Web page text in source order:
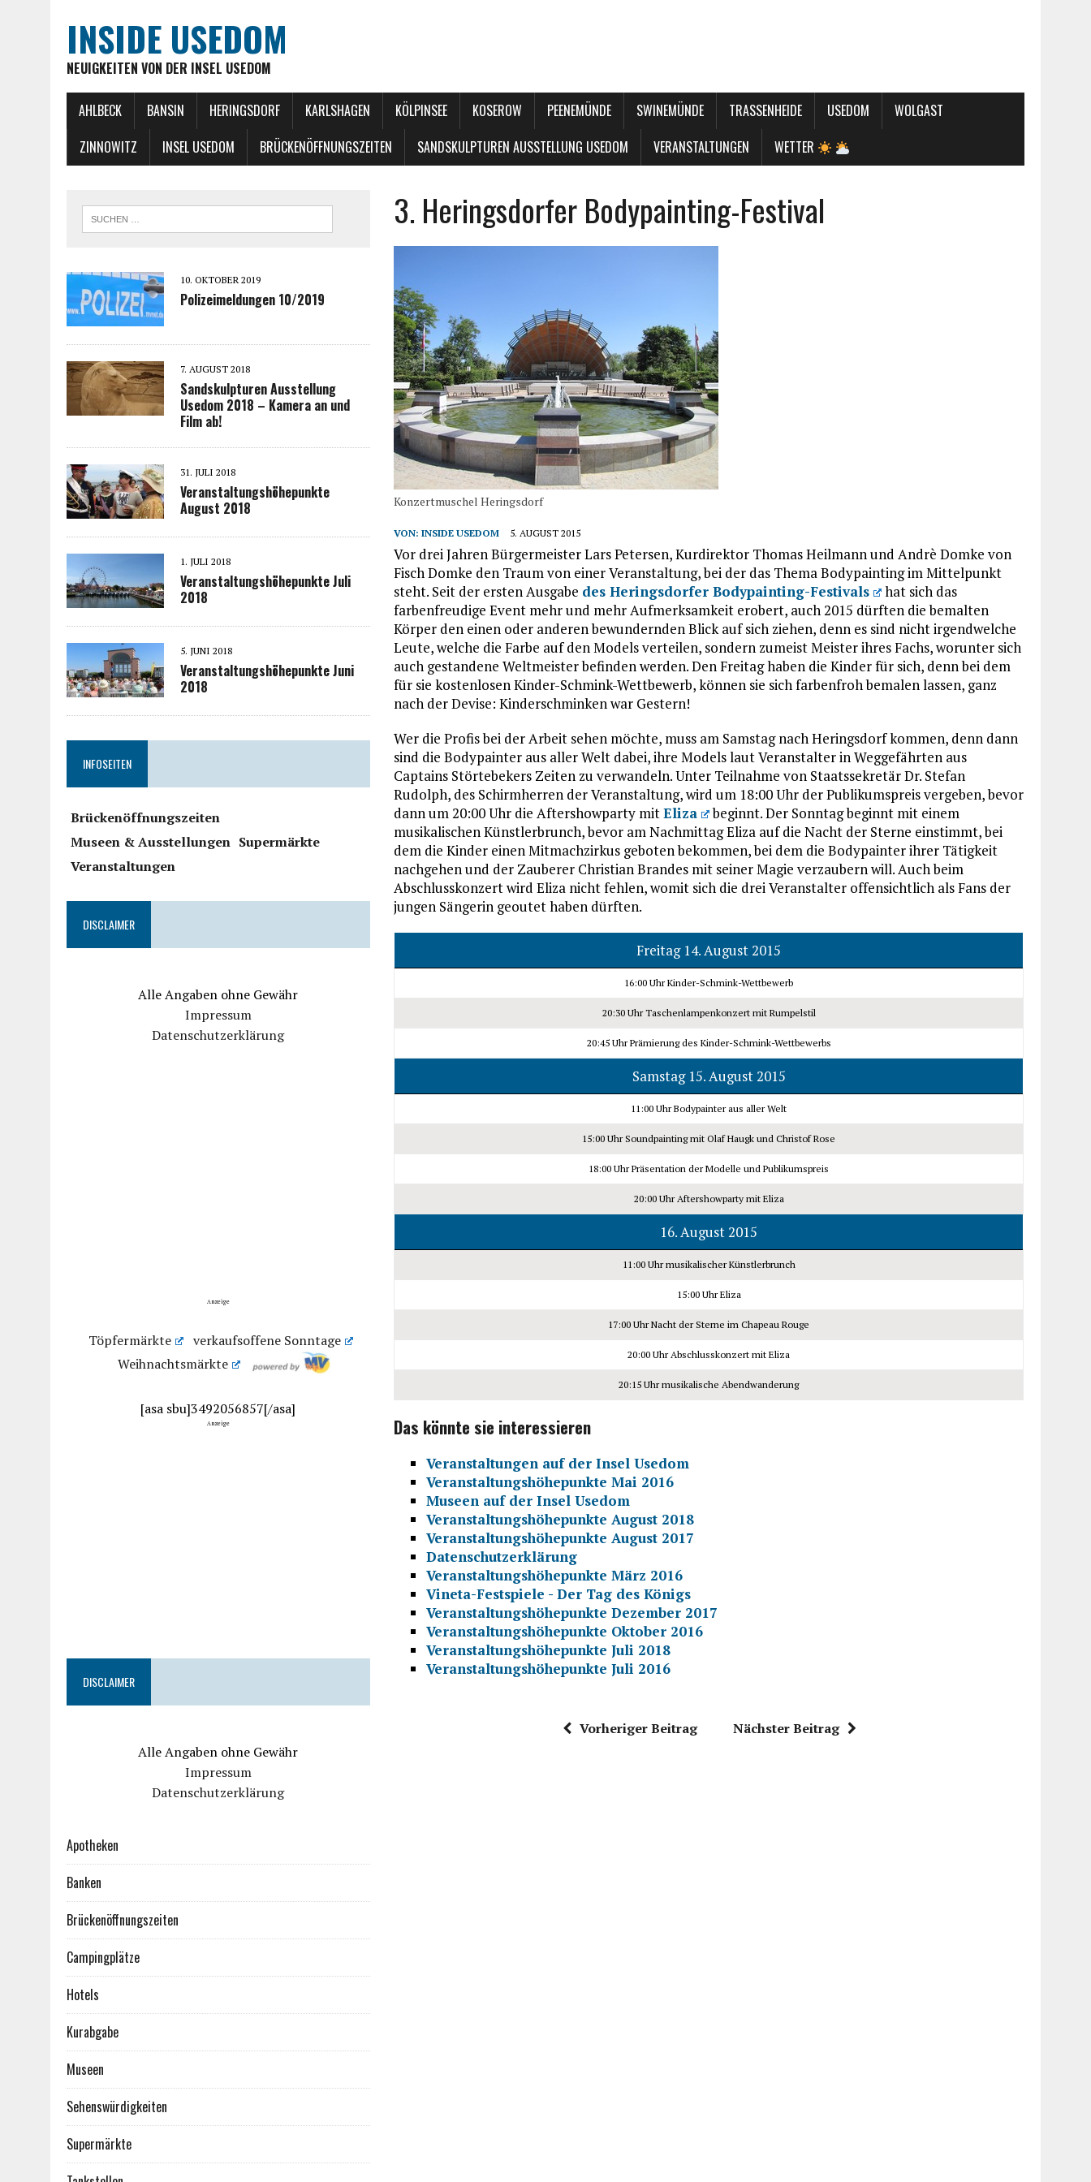
INSIDE USEDOM
NEUIGKEITEN VON DER INSEL USEDOM
AHLBECK BANSIN HERINGSDORF KARLSHAGEN KÖLPINSEE KOSEROW PEENEMÜNDE SWINEMÜNDE TRASSENHEIDE USEDOM
WOLGAST
ZINNOWITZ
INSEL USEDOM BRÜCKENÖFFNUNGSZEITEN SANDSKULPTUREN AUSSTELLUNG USEDOM VERANSTALTUNGEN WETTER
3. Heringsdorfer Bodypainting-Festival
Konzertmuschel Heringsdorf
VON:INSIDE USEDOM 5. AUGUST 2015
Vor drei Jahren Bürgermeister Lars Petersen, Kurdirektor Thomas Heilmann und Andrè Domke von
Fisch Domke den Traum von einer Veranstaltung, bei der das Thema Bodypainting im Mittelpunkt
steht. Seit der ersten Ausgabe des Heringsdorfer Bodypainting-Festivals
hat sich das
farbenfreudige Event mehr und mehr Aufmerksamkeit erobert, auch 2015 dürften die bemalten
Körper den einen oder anderen bewundernden Blick auf sich ziehen, denn es sind nicht irgendwelche
Leute, welche die Farbe auf den Models verteilen, sondern zumeist Meister ihres Fachs, worunter sich
auch gestandene Weltmeister befinden werden. Den Freitag haben die Kinder für sich, denn bei dem
für sie kostenlosen Kinder-Schmink-Wettbewerb, können sie sich farbenfroh bemalen lassen, ganz
nach der Devise: Kinderschminken war Gestern!
Wer die Profis bei der Arbeit sehen möchte, muss am Samstag nach Heringsdorf kommen, denn dann
sind die Bodypainter aus aller Welt dabei, ihre Models laut Veranstalter in Weggefährten aus
Captains Störtebekers Zeiten zu verwandeln. Unter Teilnahme von Staatssekretär Dr. Stefan
Rudolph, des Schirmherren der Veranstaltung, wird um 18:00 Uhr der Publikumspreis vergeben, bevor
dann um 20:00 Uhr die Aftershowparty mitEliza
beginnt. Der Sonntag beginnt mit einem
musikalischen Künstlerbrunch, bevor am Nachmittag Eliza auf die Nacht der Sterne einstimmt, bei
dem die Kinder einen Mitmachzirkus geboten bekommen, bei dem die Bodypainter ihrer Tätigkeit
nachgehen und der Zauberer Christian Brandes mit seiner Magie verzaubern will. Auch beim
Abschlusskonzert wird Eliza nicht fehlen, womit sich die drei Veranstalter offensichtlich als Fans der
jungen Sängerin geoutet haben dürften.
Freitag 14. August 2015
16:00 Uhr Kinder-Schmink-Wettbewerb
20:30 Uhr Taschenlampenkonzert mit Rumpelstil
20:45 Uhr Prämierung des Kinder-Schmink-Wettbewerbs
Samstag 15. August 2015
11:00 Uhr Bodypainter aus aller Welt
15:00 Uhr Soundpainting mit Olaf Haugk und Christof Rose
18:00 Uhr Präsentation der Modelle und Publikumspreis
20:00 Uhr Aftershowparty mit Eliza
16. August 2015
11:00 Uhr musikalischer Künstlerbrunch
15:00 Uhr Eliza
17:00 Uhr Nacht der Sterne im Chapeau Rouge
20:00 Uhr Abschlusskonzert mit Eliza
20:15 Uhr musikalische Abendwanderung
Das könnte sie interessieren
Veranstaltungen auf der Insel Usedom
Veranstaltungshöhepunkte Mai 2016
Museen auf der Insel Usedom
Veranstaltungshöhepunkte August 2018
Veranstaltungshöhepunkte August 2017
Datenschutzerklärung
Veranstaltungshöhepunkte März 2016
Vineta-Festspiele - Der Tag des Königs
Veranstaltungshöhepunkte Dezember 2017
Veranstaltungshöhepunkte Oktober 2016
Veranstaltungshöhepunkte Juli 2018
Veranstaltungshöhepunkte Juli 2016
Vorheriger Beitrag Nächster Beitrag
10. OKTOBER 2019
Polizeimeldungen 10/2019
7. AUGUST 2018
Sandskulpturen Ausstellung
Usedom 2018 – Kamera an und
Film ab!
31. JULI 2018
Veranstaltungshöhepunkte
August 2018
1. JULI 2018
Veranstaltungshöhepunkte Juli
2018
5. JUNI 2018
Veranstaltungshöhepunkte Juni
2018
INFOSEITEN
Brückenöffnungszeiten
Museen & Ausstellungen Supermärkte
Veranstaltungen
DISCLAIMER
Alle Angaben ohne Gewähr
Impressum
Datenschutzerklärung
Anzeige
Töpfermärkte
verkaufsoffene Sonntage
Weihnachtsmärkte
[asa sbu]3492056857[/asa]
Anzeige
DISCLAIMER
Alle Angaben ohne Gewähr
Impressum
Datenschutzerklärung
Apotheken
Banken
Brückenöffnungszeiten
Campingplätze
Hotels
Kurabgabe
Museen
Sehenswürdigkeiten
Supermärkte